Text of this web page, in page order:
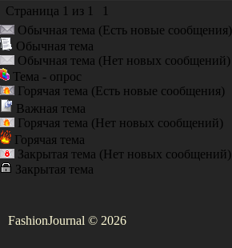
Страница 1 из 1
1
Обычная тема (Есть новые сообщения)
Обычная тема
Обычная тема (Нет новых сообщений)
Тема - опрос
Горячая тема (Есть новые сообщения)
Важная тема
Горячая тема (Нет новых сообщений)
Горячая тема
Закрытая тема (Нет новых сообщений)
Закрытая тема
FashionJournal © 2026